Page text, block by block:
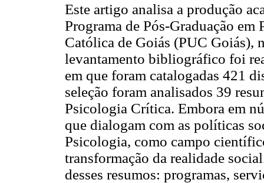
Este artigo analisa a produção
Programa de Pós-Graduação
Católica de Goiás (PUC Goiás),
levantamento bibliográfico foi
em que foram catalogadas 421
seleção foram analisados 39
Psicologia Crítica. Embora em
que dialogam com as políticas
Psicologia, como campo
transformação da realidade
desses resumos: programas,